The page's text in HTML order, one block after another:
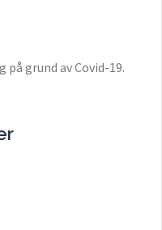
grund av Covid-19.